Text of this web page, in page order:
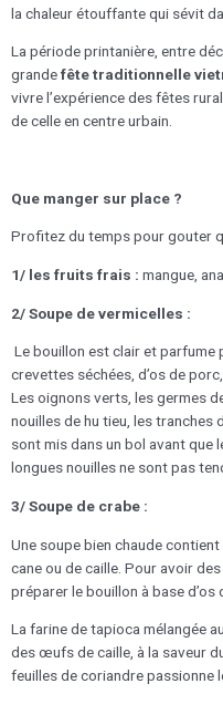
la chaleur étouffante qui sévit
La période printanière, entre
grandefête traditionnelle
vivre l’expérience des fêtes
de celle en centre urbain.
Que manger sur place ?
Profitez du temps pour gouter
1/ les fruits frais : mangue,
2/ Soupe de vermicelles :
Le bouillon est clair et parfume
crevettes séchées, d’os de
Les oignons verts, les germes
nouilles de hu tieu, les tranches
sont mis dans un bol avant que
longues nouilles ne sont pas
3/ Soupe de crabe :
Une soupe bien chaude
cane ou de caille. Pour avoir
préparer le bouillon à base d’os
La farine de tapioca mélangée
des œufs de caille, à la saveur
feuilles de coriandre passionne